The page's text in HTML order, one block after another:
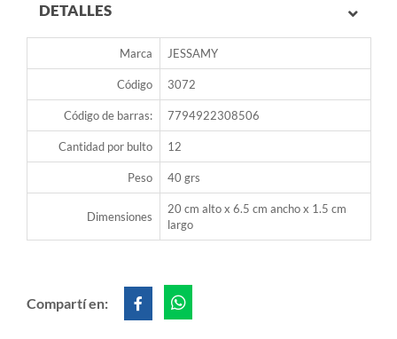
DETALLES
Marca JESSAMY
Código 3072
Código de barras: 7794922308506
Cantidad por bulto 12
Peso 40 grs
Dimensiones
20 cm alto x 6.5 cm ancho x 1.5 cm
largo
Compartí en: